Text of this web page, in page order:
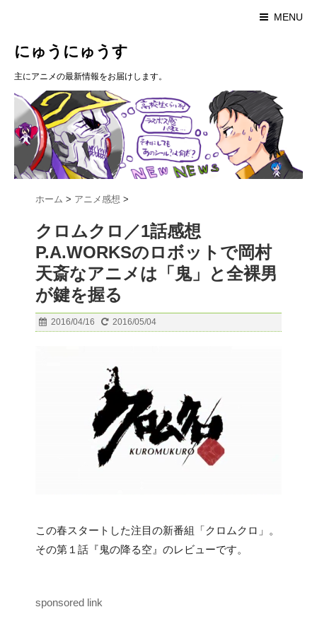
MENU
にゅうにゅうす
主にアニメの最新情報をお届けします。
ホーム > アニメ感想 >
クロムクロ／1話感想
P.A.WORKSのロボットで岡村
天斎なアニメは「鬼」と全裸男
が鍵を握る
2016/04/16 2016/05/04
この春スタートした注目の新番組「クロムクロ」。
その第１話『鬼の降る空』のレビューです。
sponsored link